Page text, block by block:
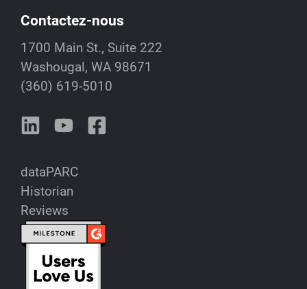
Contactez-nous
1700 Main St., Suite 222
Washougal, WA 98671
(360) 619-5010
dataPARC
Historian
Reviews